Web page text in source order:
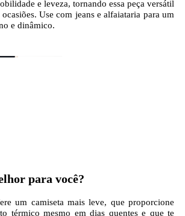
e leveza, tornando essa peça versátil
Use com jeans e alfaiataria para um
e dinâmico.
para você?
um camiseta mais leve, que proporcione
térmico mesmo em dias quentes e que te